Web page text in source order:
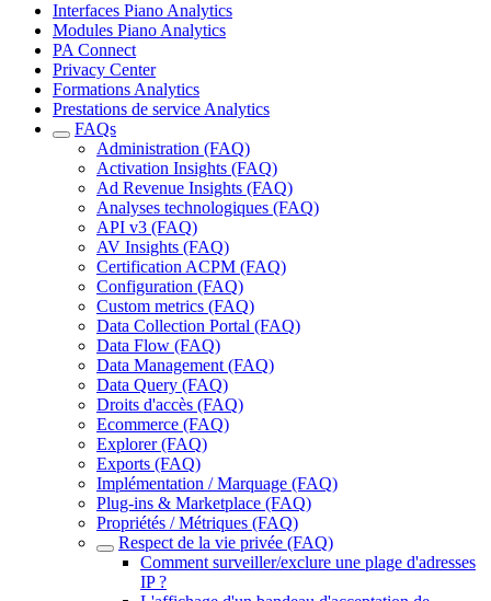
Interfaces Piano Analytics
Modules Piano Analytics
PA Connect
Privacy Center
Formations Analytics
Prestations de service Analytics
FAQs
Administration (FAQ)
Activation Insights (FAQ)
Ad Revenue Insights (FAQ)
Analyses technologiques (FAQ)
API v3 (FAQ)
AV Insights (FAQ)
Certification ACPM (FAQ)
Configuration (FAQ)
Custom metrics (FAQ)
Data Collection Portal (FAQ)
Data Flow (FAQ)
Data Management (FAQ)
Data Query (FAQ)
Droits d'accès (FAQ)
Ecommerce (FAQ)
Explorer (FAQ)
Exports (FAQ)
Implémentation / Marquage (FAQ)
Plug-ins & Marketplace (FAQ)
Propriétés / Métriques (FAQ)
Respect de la vie privée (FAQ)
Comment surveiller/exclure une plage d'adresses
IP ?